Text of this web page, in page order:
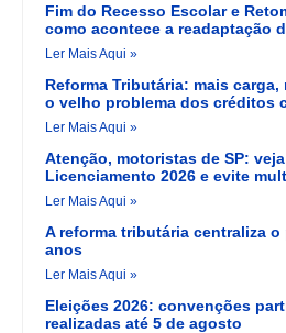
Fim do Recesso Escolar e
como acontece a readaptação
Ler Mais Aqui »
Reforma Tributária: mais
o velho problema dos créditos
Ler Mais Aqui »
Atenção, motoristas de SP:
Licenciamento 2026 e evite
Ler Mais Aqui »
A reforma tributária centraliza
anos
Ler Mais Aqui »
Eleições 2026: convenções
realizadas até 5 de agosto